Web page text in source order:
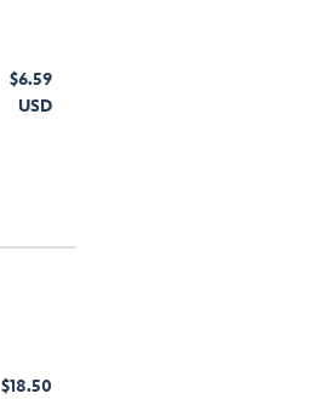
$6.59
USD
$18.50